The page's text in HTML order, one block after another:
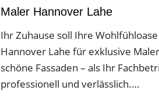
Mitarbeiter / Das
Referenzen und
Storytelling
Maler Hannover Lahe
Ihr Zuhause soll Ihre
Hannover Lahe für exklusive
schöne Fassaden – als Ihr
professionell und verlässlich.…